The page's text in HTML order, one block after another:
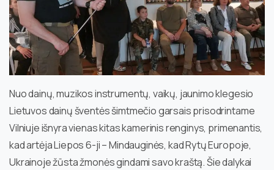
Nuo dainų, muzikos instrumentų, vaikų, jaunimo klegesio
Lietuvos dainų šventės šimtmečio garsais prisodrintame
Vilniuje išnyra vienas kitas kamerinis renginys, primenantis,
kad artėja Liepos 6-ji – Mindauginės, kad Rytų Europoje,
Ukrainoje žūsta žmonės gindami savo kraštą. Šie dalykai